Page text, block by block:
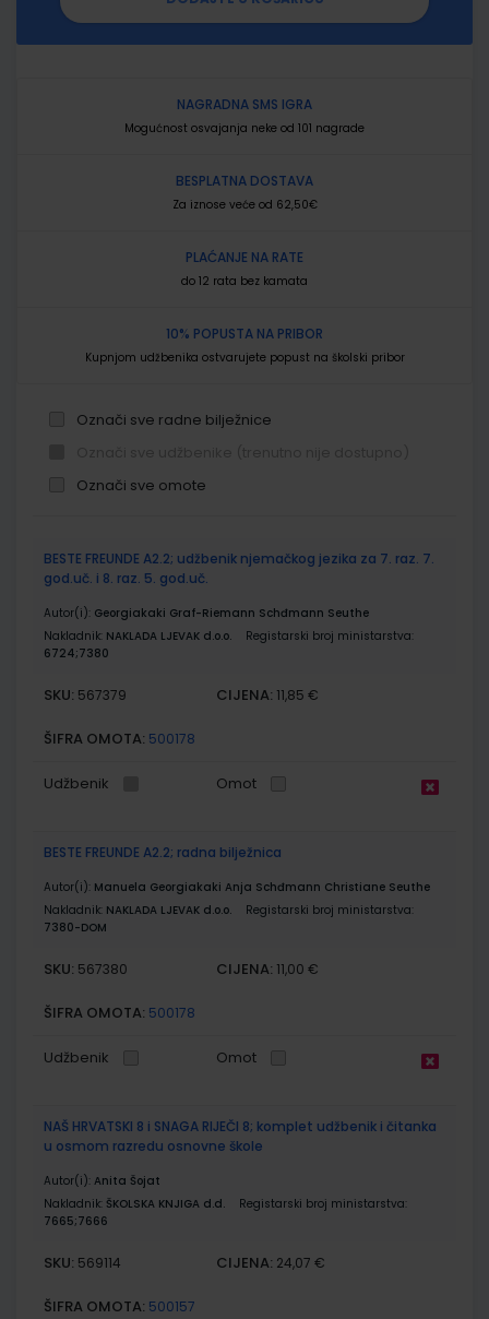
NAGRADNA SMS IGRA
Mogućnost osvajanja neke od 101 nagrade
BESPLATNA DOSTAVA
Za iznose veće od 62,50€
PLAĆANJE NA RATE
do 12 rata bez kamata
10% POPUSTA NA PRIBOR
Kupnjom udžbenika ostvarujete popust na školski pribor
Označi sve radne bilježnice
Označi sve omote
proizvodi
BESTE FREUNDE A2.2; udžbenik njemačkog jezika za 7. raz. 7.
god.uč. i 8. raz. 5. god.uč.
Autor(i): Georgiakaki Graf-Riemann Schđmann Seuthe
Nakladnik: NAKLADA LJEVAK d.o.o.
Registarski broj ministarstva:
6724;7380
SKU: 567379 CIJENA: 11,85 €
ŠIFRA OMOTA: 500178
Udžbenik Omot
BESTE FREUNDE A2.2; radna bilježnica
Autor(i): Manuela Georgiakaki Anja Schđmann Christiane Seuthe
Nakladnik: NAKLADA LJEVAK d.o.o.
Registarski broj ministarstva:
7380-DOM
SKU: 567380 CIJENA: 11,00 €
ŠIFRA OMOTA: 500178
Udžbenik Omot
NAŠ HRVATSKI 8 i SNAGA RIJEČI 8; komplet udžbenik i čitanka
u osmom razredu osnovne škole
Autor(i): Anita Šojat
Nakladnik: ŠKOLSKA KNJIGA d.d.
Registarski broj ministarstva:
7665;7666
SKU: 569114 CIJENA: 24,07 €
ŠIFRA OMOTA: 500157